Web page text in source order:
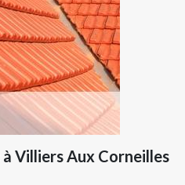
Villiers Aux Corneilles